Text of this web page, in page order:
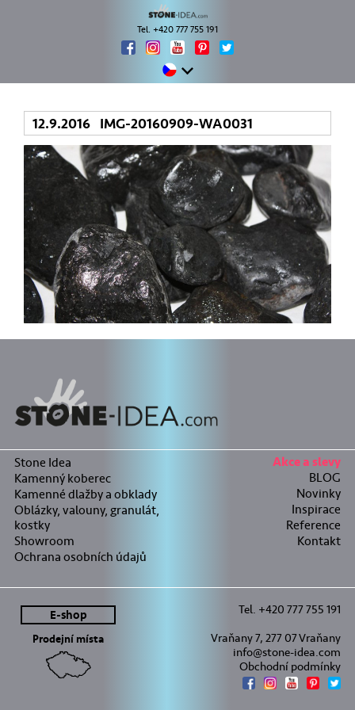
Tel. +420 777 755 191
12.9.2016 IMG-20160909-WA0031
Stone Idea
Kamenný koberec
Kamenné dlažby a obklady
Oblázky, valouny, granulát,
kostky
Showroom
Ochrana osobních údajů
Akce a slevy
BLOG
Novinky
Inspirace
Reference
Kontakt
E-shop
Prodejní místa
Tel. +420 777 755 191
Vraňany 7, 277 07 Vraňany
info@stone-idea.com
Obchodní podmínky